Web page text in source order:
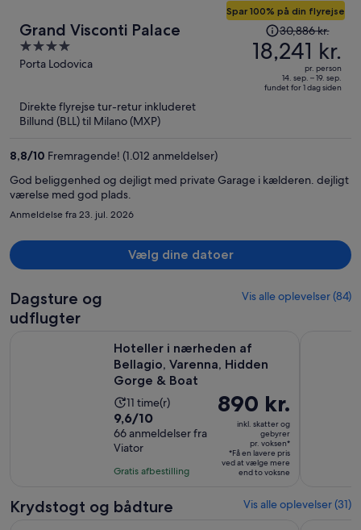
Grand Visconti Palace
4
out
5
Porta Lodovica
Spar 100% på din flyrejse
Prisen
var
30,886 kr.,
prisen
30,886 kr.
18,241 kr.
pr. person
14. sep. – 19. sep.
fundet for 1 dag siden
Direkte flyrejse tur-retur inkluderet
Billund (BLL) til Milano (MXP)
8,8/10 Fremragende! (1.012 anmeldelser)
God beliggenhed og dejligt med private Garage i kælderen. dejligt
værelse med god plads.
Anmeldelse fra 23. jul. 2026
Vælg dine datoer
Dagsture og
udflugter
Vis alle oplevelser (84)
Hoteller i nærheden af
Bellagio, Varenna, Hidden
Gorge & Boat
Oplevelsens
varighed
er
11
timer
11 time(r)
9.6
ud
af
10
66
9,6/10
66 anmeldelser fra
Viator
Gratis afbestilling
Prisen
er
890 kr.
pr.
voksen*
890 kr.
inkl. skatter og
gebyrer
pr. voksen*
*Få en lavere pris
ved at vælge mere
end to voksne
Krydstogt og bådture Vis alle oplevelser (31)